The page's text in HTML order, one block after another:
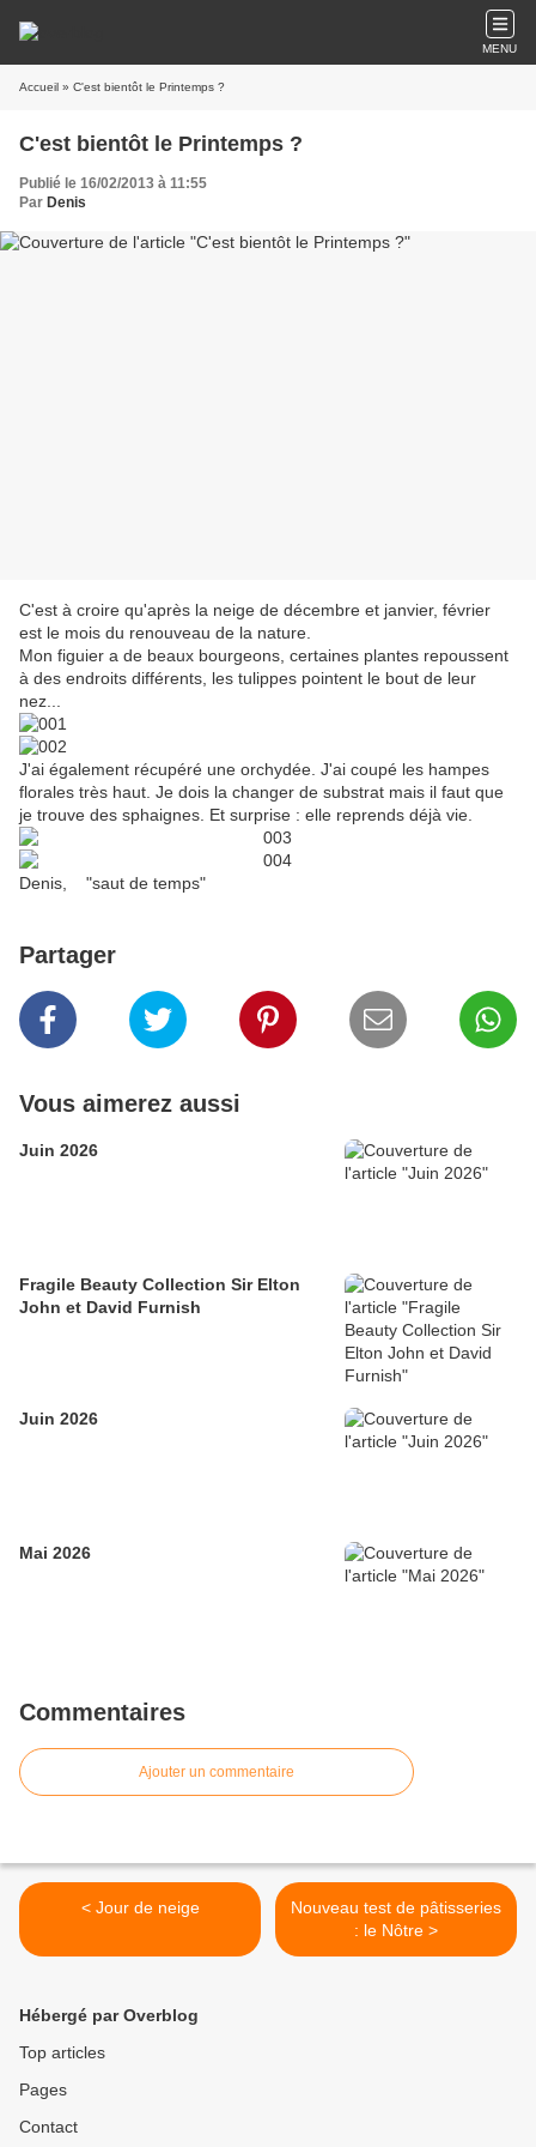
MENU
Accueil » C'est bientôt le Printemps ?
C'est bientôt le Printemps ?
Publié le 16/02/2013 à 11:55
Par Denis
C'est à croire qu'après la neige de décembre et janvier, février
est le mois du renouveau de la nature.
Mon figuier a de beaux bourgeons, certaines plantes repoussent
à des endroits différents, les tulippes pointent le bout de leur
nez...
J'ai également récupéré une orchydée. J'ai coupé les hampes
florales très haut. Je dois la changer de substrat mais il faut que
je trouve des sphaignes. Et surprise : elle reprends déjà vie.
Denis, "saut de temps"
Partager
Vous aimerez aussi
Juin 2026
Fragile Beauty Collection Sir Elton
John et David Furnish
Juin 2026
Mai 2026
Commentaires
Ajouter un commentaire
< Jour de neige
Nouveau test de pâtisseries
: le Nôtre >
Hébergé par Overblog
Top articles
Pages
Contact